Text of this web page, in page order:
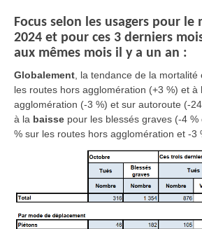
Focus selon les usagers pour le
2024 et pour ces 3 derniers
aux mêmes mois il y a un an :
Globalement la tendance de la mortalité
les routes hors agglomération (+3 %) et à
agglomération (-3 %) et sur autoroute (-
à la baisse pour les blessés graves (-4
% sur les routes hors agglomération et -3